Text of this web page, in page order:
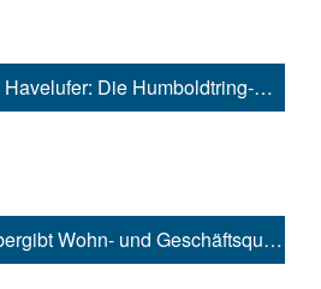
Projekt-Update vom Havelufer: Die Humboldtring-Gärten nehmen Gestalt an
QUARTERBACK übergibt Wohn- und Geschäftsquartier Darwinbogen in Königs Wusterhausen bei Berlin an HIH